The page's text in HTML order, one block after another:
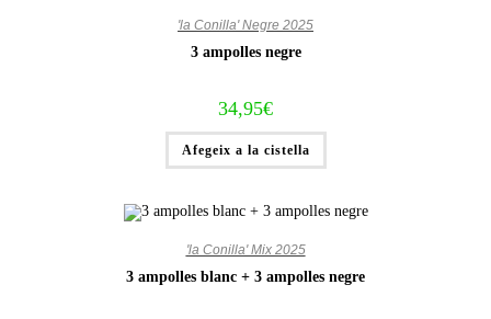
'la Conilla' Negre 2025
3 ampolles negre
34,95€
Afegeix a la cistella
'la Conilla' Mix 2025
3 ampolles blanc + 3 ampolles negre